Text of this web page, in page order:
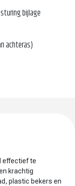
bijlage
achteras)
effectief te
krachtig
plastic bekers en